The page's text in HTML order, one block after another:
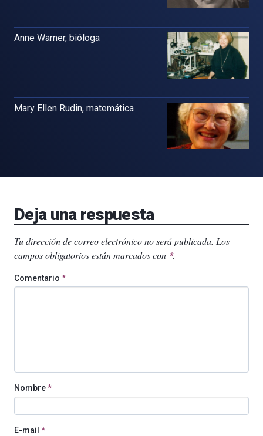
Anne Warner, bióloga
Mary Ellen Rudin, matemática
Deja una respuesta
Tu dirección de correo electrónico no será publicada. Los
campos obligatorios están marcados con *.
Comentario *
Nombre*
E-mail *